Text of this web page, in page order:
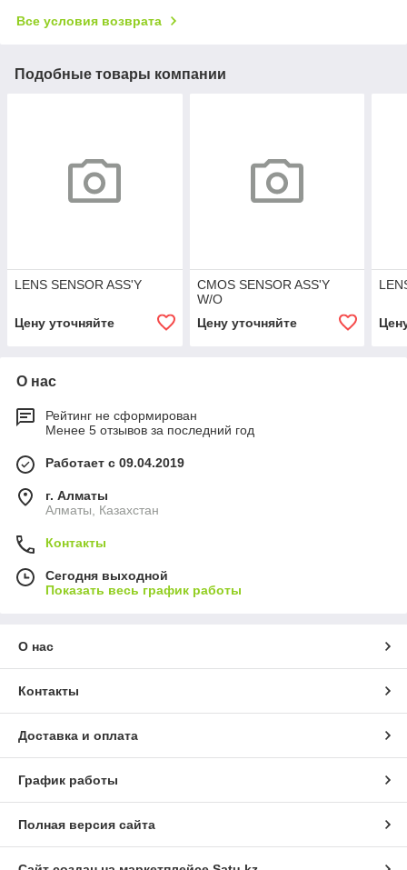
Все условия возврата
Подобные товары компании
LENS SENSOR ASS'Y
Цену уточняйте
CMOS SENSOR ASS'Y
W/O
Цену уточняйте
О нас
Рейтинг не сформирован
Менее 5 отзывов за последний год
Работает с 09.04.2019
г. Алматы
Алматы, Казахстан
Контакты
Сегодня выходной
Показать весь график работы
О нас
Контакты
Доставка и оплата
График работы
Полная версия сайта